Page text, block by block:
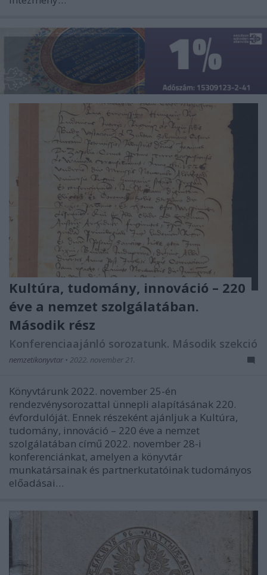
Kultúra, tudomány, innováció – 220
éve a nemzet szolgálatában.
Második rész
Konferenciaajánló sorozatunk. Második szekció
nemzetikonyvtar • 2022. november 21.
Könyvtárunk 2022. november 25-én
rendezvénysorozattal ünnepli alapításának 220.
évfordulóját. Ennek részeként ajánljuk a Kultúra,
tudomány, innováció – 220 éve a nemzet
szolgálatában című 2022. november 28-i
konferenciánkat, amelyen a könyvtár
munkatársainak és partnerkutatóinak tudományos
előadásai…